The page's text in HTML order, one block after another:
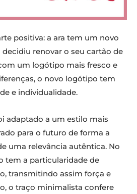
positiva: a ara tem um novo
renovar o seu cartão de
um logótipo mais fresco e
o novo logótipo tem
e individualidade.
adaptado a um estilo mais
para o futuro de forma a
uma relevância autêntica. No
tem a particularidade de
transmitindo assim força e
o traço minimalista confere